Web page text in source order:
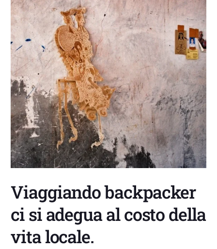
Viaggiando backpacker
ci si adegua al costo della
vita locale.